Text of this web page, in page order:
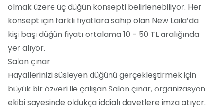
olmak üzere üç düğün konsepti belirlenebiliyor. Her
konsept için farklı fiyatlara sahip olan New Laila’da
kişi başı düğün fiyatı ortalama 10 - 50 TL aralığında
yer alıyor.
Salon çınar
Hayallerinizi süsleyen düğünü gerçekleştirmek için
büyük bir özveri ile çalışan Salon çınar, organizasyon
ekibi sayesinde oldukça iddialı davetlere imza atıyor.